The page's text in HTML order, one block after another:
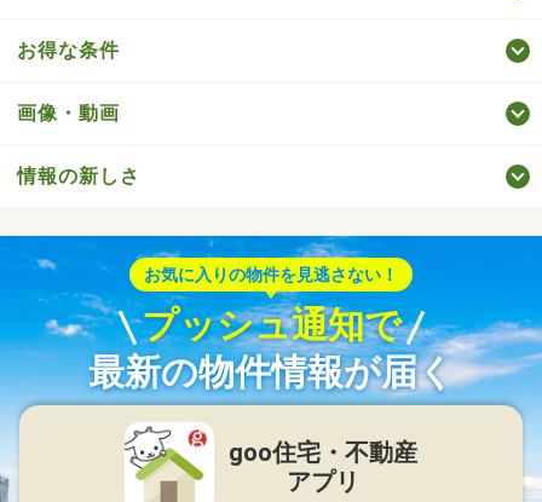
お得な条件
画像・動画
情報の新しさ
お気に入りの物件を見逃さない！
プッシュ通知で
最新の物件情報が届く
goo住宅・不動産
アプリ